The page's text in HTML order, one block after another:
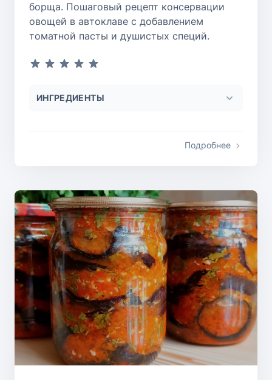
борща. Пошаговый рецепт консервации
овощей в автоклаве с добавлением
томатной пасты и душистых специй.
ИНГРЕДИЕНТЫ
Подробнее